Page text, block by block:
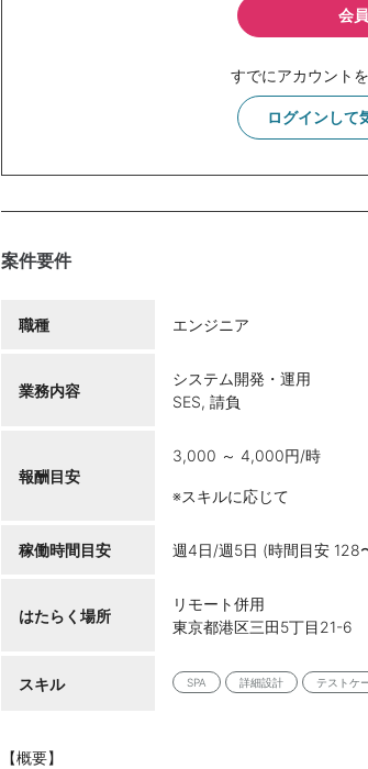
会
すでにアカウント
ログインして
案件要件
職種 エンジニア
業務内容
システム開発・運用
SES, 請負
報酬目安
3,000 ～ 4,000円/時
※スキルに応じて
稼働時間目安 週4日/週5日 (時間目安 128
はたらく場所
リモート併用
東京都港区三田5丁目21-6
スキル SPA 詳細設計 テストケ
【概要】